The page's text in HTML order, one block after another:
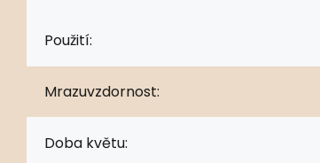
Použití:
Mrazuvzdornost:
Doba květu: